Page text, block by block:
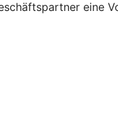
eine